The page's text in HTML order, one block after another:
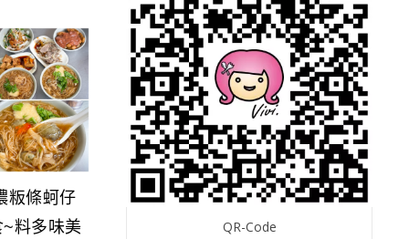
粄條蚵仔
料多味美
QR-Code